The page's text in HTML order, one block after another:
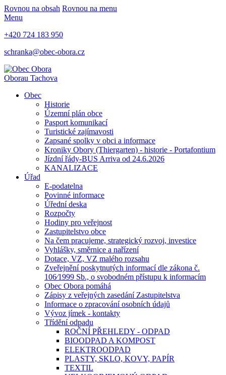
Rovnou na obsah Rovnou na menu
Menu
+420 724 183 950
schranka@obec-obora.cz
Oborau Tachova
Obec
Historie
Územní plán obce
Pasport komunikací
Turistické zajímavosti
Zapsané spolky v obci a informace
Kroniky Obory (Thiergarten) - historie - Portafontium
Jízdní řády-BUS Arriva od 24.6.2026
KANALIZACE
Úřad
E-podatelna
Povinné informace
Úřední deska
Rozpočty
Hodiny pro veřejnost
Zastupitelstvo obce
Na čem pracujeme, strategický rozvoj, investice
Vyhlášky, směrnice a nařízení
Dotace, VZ, VZ malého rozsahu
Zveřejnění poskytnutých informací dle zákona č.
106⁄1999 Sb., o svobodném přístupu k informacím
Obec Obora pomáhá
Zápisy z veřejných zasedání Zastupitelstva
Informace o zpracování osobních údajů
Vývoz jímek - kontakty
Třídění odpadu
ROČNÍ PŘEHLEDY - ODPAD
BIOODPAD A KOMPOST
ELEKTROODPAD
PLASTY, SKLO, KOVY, PAPÍR
TEXTIL